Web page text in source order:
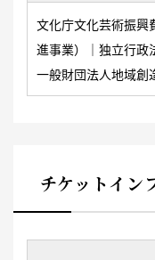
文化庁文化芸術振興
進事業）｜独立行政
一般財団法人地域創
チケットイン